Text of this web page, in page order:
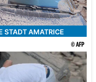
STADT AMATRICE
© AFP